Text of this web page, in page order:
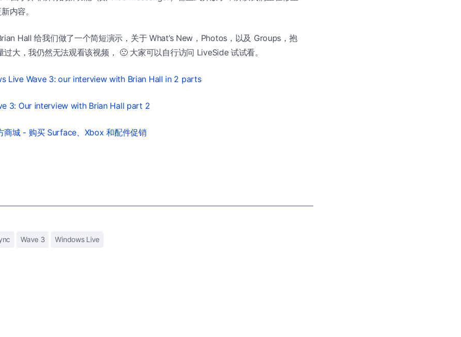
内容。
Hall 给我们做了一个简短演示，关于 What’s New，Photos，以及 Groups，抱
过大，我仍然无法观看该视频， 🙁 大家可以自行访问 LiveSide 试试看。
Live Wave 3: our interview with Brian Hall in 2 parts
3: Our interview with Brian Hall part 2
商城 - 购买 Surface、Xbox 和配件促销
Wave 3 Windows Live